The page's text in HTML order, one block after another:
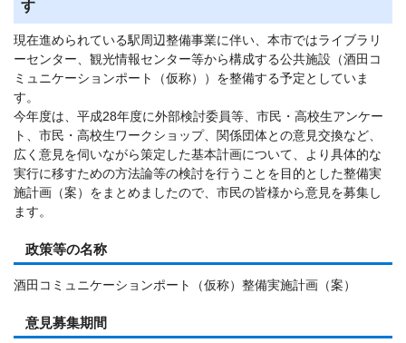
す
現在進められている駅周辺整備事業に伴い、本市ではライブラリ
ーセンター、観光情報センター等から構成する公共施設（酒田コ
ミュニケーションポート（仮称））を整備する予定としていま
す。
今年度は、平成28年度に外部検討委員等、市民・高校生アンケー
ト、市民・高校生ワークショップ、関係団体との意見交換など、
広く意見を伺いながら策定した基本計画について、より具体的な
実行に移すための方法論等の検討を行うことを目的とした整備実
施計画（案）をまとめましたので、市民の皆様から意見を募集し
ます。
政策等の名称
酒田コミュニケーションポート（仮称）整備実施計画（案）
意見募集期間